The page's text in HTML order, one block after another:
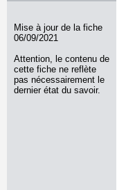
Mise à jour de la fiche
06/09/2021
Attention, le contenu de
cette fiche ne reflète
pas nécessairement le
dernier état du savoir.